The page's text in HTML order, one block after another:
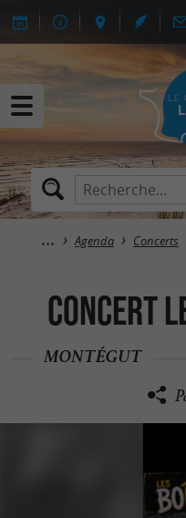
Agenda Concerts
Concert
MONTÉGUT